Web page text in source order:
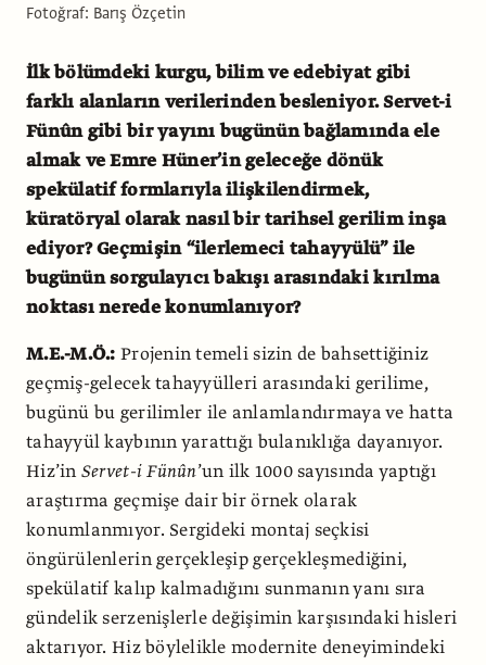
Fotoğraf: Barış Özçetin
İlk bölümdeki kurgu, bilim ve edebiyat gibi
farklı alanların verilerinden besleniyor. Servet-i
Fünûn gibi bir yayını bugünün bağlamında ele
almak ve Emre Hüner’in geleceğe dönük
spekülatif formlarıyla ilişkilendirmek,
küratöryal olarak nasıl bir tarihsel gerilim inşa
ediyor? Geçmişin “ilerlemeci tahayyülü” ile
bugünün sorgulayıcı bakışı arasındaki kırılma
noktası nerede konumlanıyor?
M.E.-M.Ö.: Projenin temeli sizin de bahsettiğiniz
geçmiş-gelecek tahayyülleri arasındaki gerilime,
bugünü bu gerilimler ile anlamlandırmaya ve hatta
tahayyül kaybının yarattığı bulanıklığa dayanıyor.
Hiz’inServet-i Fünûn’un ilk 1000 sayısında yaptığı
araştırma geçmişe dair bir örnek olarak
konumlanmıyor. Sergideki montaj seçkisi
öngürülenlerin gerçekleşip gerçekleşmediğini,
spekülatif kalıp kalmadığını sunmanın yanı sıra
gündelik serzenişlerle değişimin karşısındaki hisleri
aktarıyor. Hiz böylelikle modernite deneyimindeki